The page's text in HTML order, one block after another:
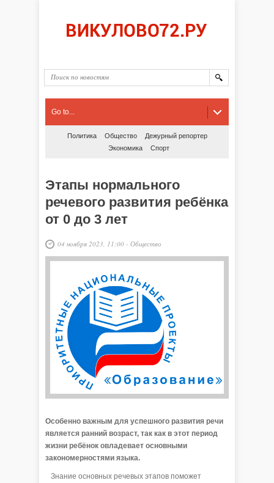
Go to...
Политика Общество
Дежурный репортер
Экономика
Спорт
Этапы нормального
речевого развития ребёнка
от 0 до 3 лет
04 ноября 2023, 11:00 - Общество
Особенно важным для успешного развития речи
является ранний возраст, так как в этот период
жизни ребёнок овладевает основными
закономерностями языка.
Знание основных речевых этапов поможет